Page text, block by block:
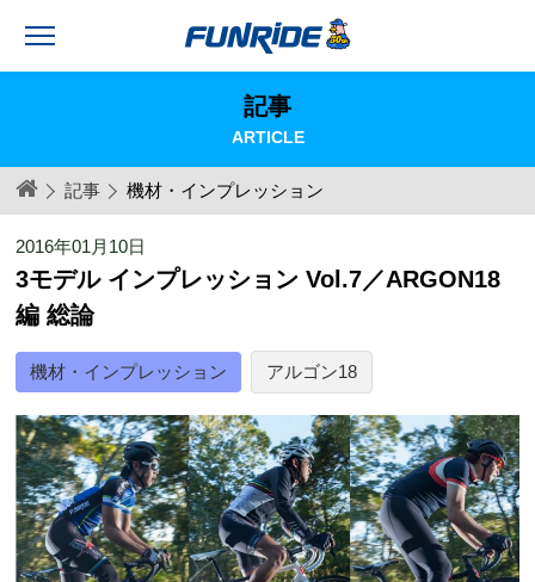
記事
ARTICLE
記事 機材・インプレッション
2016年01月10日
3モデル インプレッション Vol.7／ARGON18
編 総論
機材・インプレッション アルゴン18